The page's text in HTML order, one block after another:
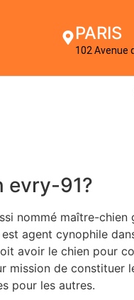
PARIS
102 Avenue
evry-91?
nommé maître-
agent cynophile
avoir le chien pour
mission de constituer
pour les autres.